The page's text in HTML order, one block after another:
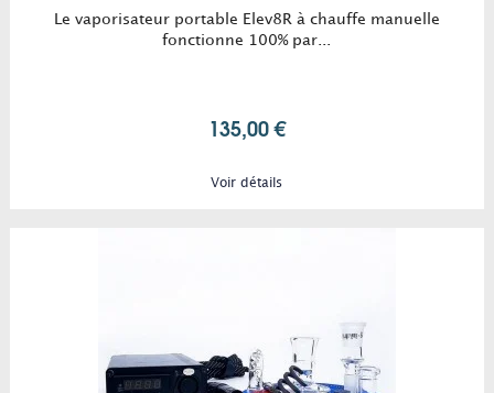
Le vaporisateur portable Elev8R à chauffe manuelle
fonctionne 100% par...
135,00 €
Voir détails